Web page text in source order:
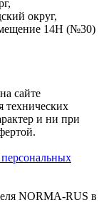
округ,
14Н (№30)
сайте
и ни при
NORMA-RUS в